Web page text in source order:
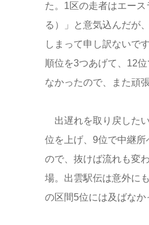
た。1区の走者はエー
る）」と意気込んだが
しまって申し訳ないで
順位を3つあげて、12
なかったので、また頑
出遅れを取り戻した
位を上げ、9位で中継
ので、抜けば流れも変
場。出雲駅伝は意外に
の区間5位には及ばなか